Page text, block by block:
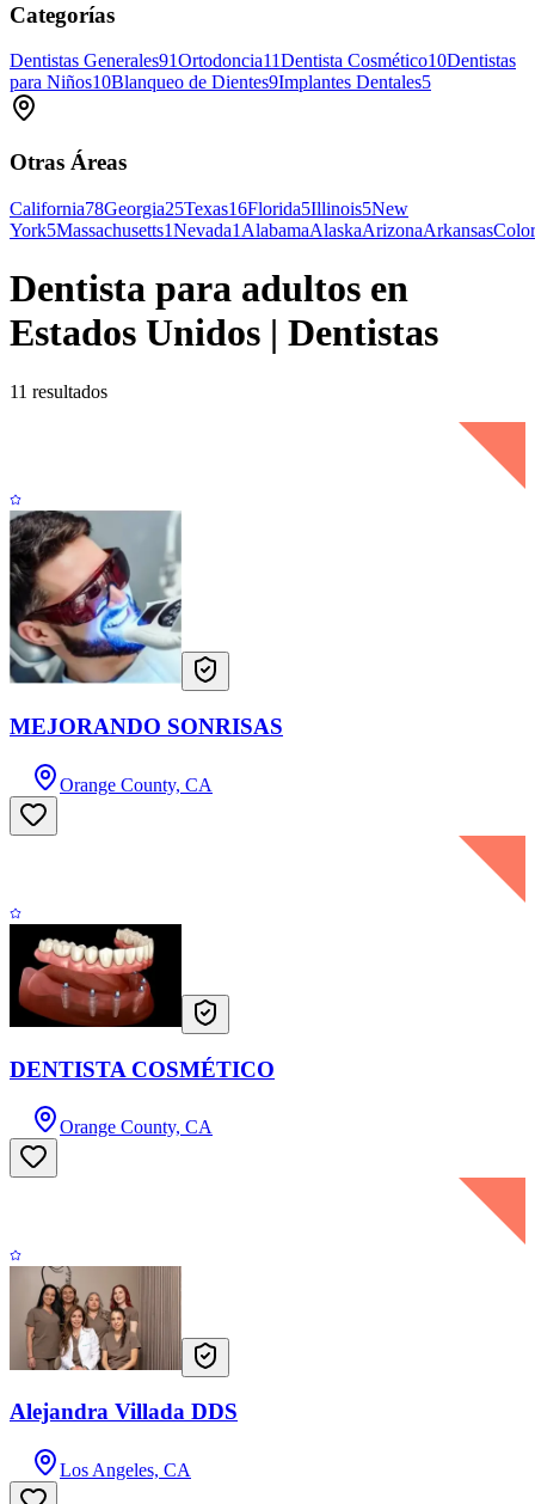
Categorías
Dentistas Generales91Ortodoncia11Dentista Cosmético10Dentistas
para Niños10Blanqueo de Dientes9Implantes Dentales5
Otras Áreas
California78Georgia25Texas16Florida5Illinois5New
York5Massachusetts1Nevada1 AlabamaAlaskaArizonaArkansas
Dentista para adultos en
Estados Unidos | Dentistas
11 resultados
MEJORANDO SONRISAS
Orange County, CA
DENTISTA COSMÉTICO
Orange County, CA
Alejandra Villada DDS
Los Angeles, CA